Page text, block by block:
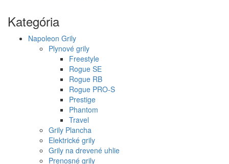
Kategória
Napoleon Grily
Plynové grily
Freestyle
Rogue SE
Rogue RB
Rogue PRO-S
Prestige
Phantom
Travel
Grily Plancha
Elektrické grily
Grily na drevené uhlie
Prenosné grily